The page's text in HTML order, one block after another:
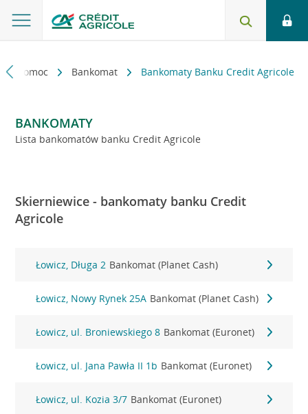
i pomoc Bankomat Bankomaty Banku Credit Agricole
BANKOMATY
Lista bankomatów banku Credit Agricole
Skierniewice - bankomaty banku Credit
Agricole
Łowicz, Długa 2 Bankomat (Planet Cash)
Łowicz, Nowy Rynek 25A Bankomat (Planet Cash)
Łowicz, ul. Broniewskiego 8 Bankomat (Euronet)
Łowicz, ul. Jana Pawła II 1b Bankomat (Euronet)
Łowicz, ul. Kozia 3/7 Bankomat (Euronet)